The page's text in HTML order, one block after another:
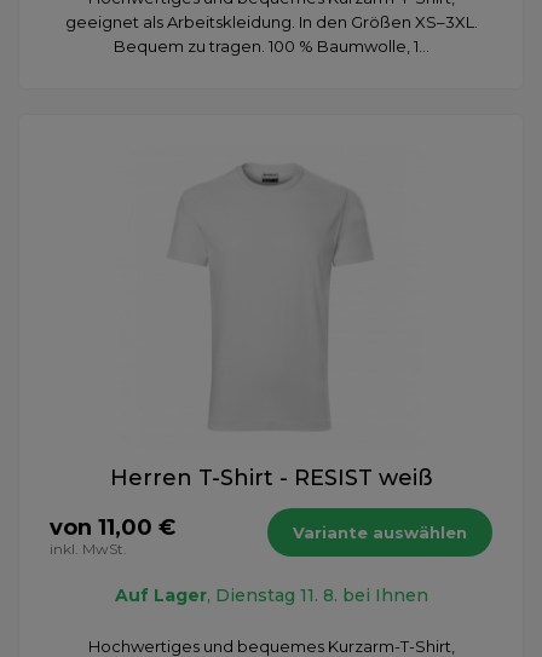
geeignet als Arbeitskleidung. In den Größen XS–3XL.
Bequem zu tragen. 100 % Baumwolle, 1...
Herren T-Shirt - RESIST weiß
von 11,00 €
inkl. MwSt.
Variante auswählen
Auf Lager, Dienstag 11. 8. bei Ihnen
Hochwertiges und bequemes Kurzarm-T-Shirt,